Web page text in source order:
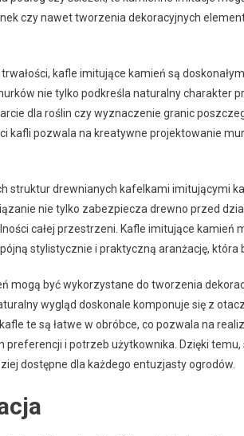
czy nawet tworzenia dekoracyjnych
kafle imitujące kamień są
nie tylko podkreśla naturalny charakter
dla roślin czy wyznaczenie granic
kafli pozwala na kreatywne projektowanie
struktur drewnianych kafelkami imitującymi
nie tylko zabezpiecza drewno przed
całej przestrzeni. Kafle imitujące kamień
stylistycznie i praktyczną aranżację, która
mogą być wykorzystane do tworzenia
wygląd doskonale komponuje się z
te są łatwe w obróbce, co pozwala na
preferencji i potrzeb użytkownika. Dzięki
dostępne dla każdego entuzjasty ogrodów.